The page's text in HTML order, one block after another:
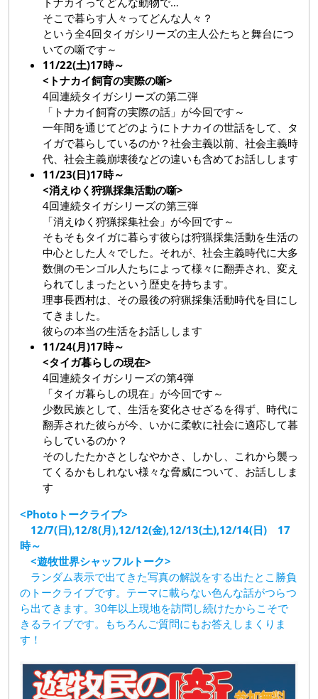
そこで暮らす人々ってどんな人々？
という全4回タイガシリーズの主人公たちと舞台につ
いての噺です～
11/22(土)17時～
<トナカイ飼育の実際の噺>
4回連続タイガシリーズの第二弾
「トナカイ飼育の実際の話」が今回です～
一年間を通じてどのようにトナカイの世話をして、タ
イガで暮らしているのか？社会主義以前、社会主義時
代、社会主義崩壊後などの違いも含めてお話しします
11/23(日)17時～
<消えゆく狩猟採集活動の噺>
4回連続タイガシリーズの第三弾
「消えゆく狩猟採集社会」が今回です～
そもそもタイガに暮らす彼らは狩猟採集活動を生活の
中心とした人々でした。それが、社会主義時代に大多
数側のモンゴル人たちによって様々に翻弄され、変え
られてしまったという歴史を持ちます。
理事長西村は、その最後の狩猟採集活動時代を目にし
てきました。
彼らの本当の生活をお話しします
11/24(月)17時～
<タイガ暮らしの現在>
4回連続タイガシリーズの第4弾
「タイガ暮らしの現在」が今回です～
少数民族として、生活を変化させざるを得ず、時代に
翻弄された彼らが今、いかに柔軟に社会に適応して暮
らしているのか？
そのしたたかさとしなやかさ、しかし、これから襲っ
てくるかもしれない様々な脅威について、お話ししま
す
<Photoトークライブ>
12/7(日),12/8(月),12/12(金),12/13(土),12/14(日) 17
時～
<遊牧世界シャッフルトーク>
ランダム表示で出てきた写真の解説をする出たとこ勝負
のトークライブです。テーマに載らない色んな話がつらつ
ら出てきます。30年以上現地を訪問し続けたからこそで
きるライブです。もちろんご質問にもお答えしまくりま
す！